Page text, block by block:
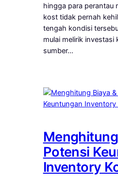
hingga para perantau
kost tidak pernah
tengah kondisi
mulai melirik investasi
sumber…
Potensi
Inventory